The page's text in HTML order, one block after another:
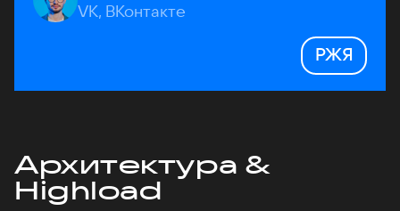
VK, ВКонтакте
РЖЯ
Архитектура &
Highload